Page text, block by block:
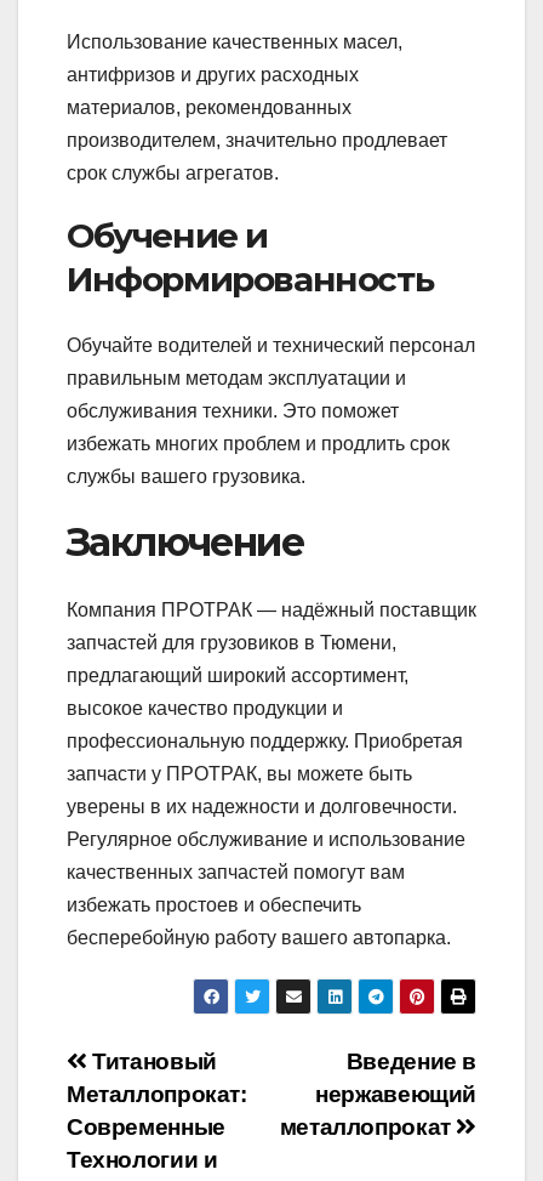
Использование качественных масел,
антифризов и других расходных
материалов, рекомендованных
производителем, значительно продлевает
срок службы агрегатов.
Обучение и
Информированность
Обучайте водителей и технический персонал
правильным методам эксплуатации и
обслуживания техники. Это поможет
избежать многих проблем и продлить срок
службы вашего грузовика.
Заключение
Компания ПРОТРАК — надёжный поставщик
запчастей для грузовиков в Тюмени,
предлагающий широкий ассортимент,
высокое качество продукции и
профессиональную поддержку. Приобретая
запчасти у ПРОТРАК, вы можете быть
уверены в их надежности и долговечности.
Регулярное обслуживание и использование
качественных запчастей помогут вам
избежать простоев и обеспечить
бесперебойную работу вашего автопарка.
Навигация
по
записям
Введение в
нержавеющий
металлопрокат
Титановый
Металлопрокат:
Современные
Технологии и